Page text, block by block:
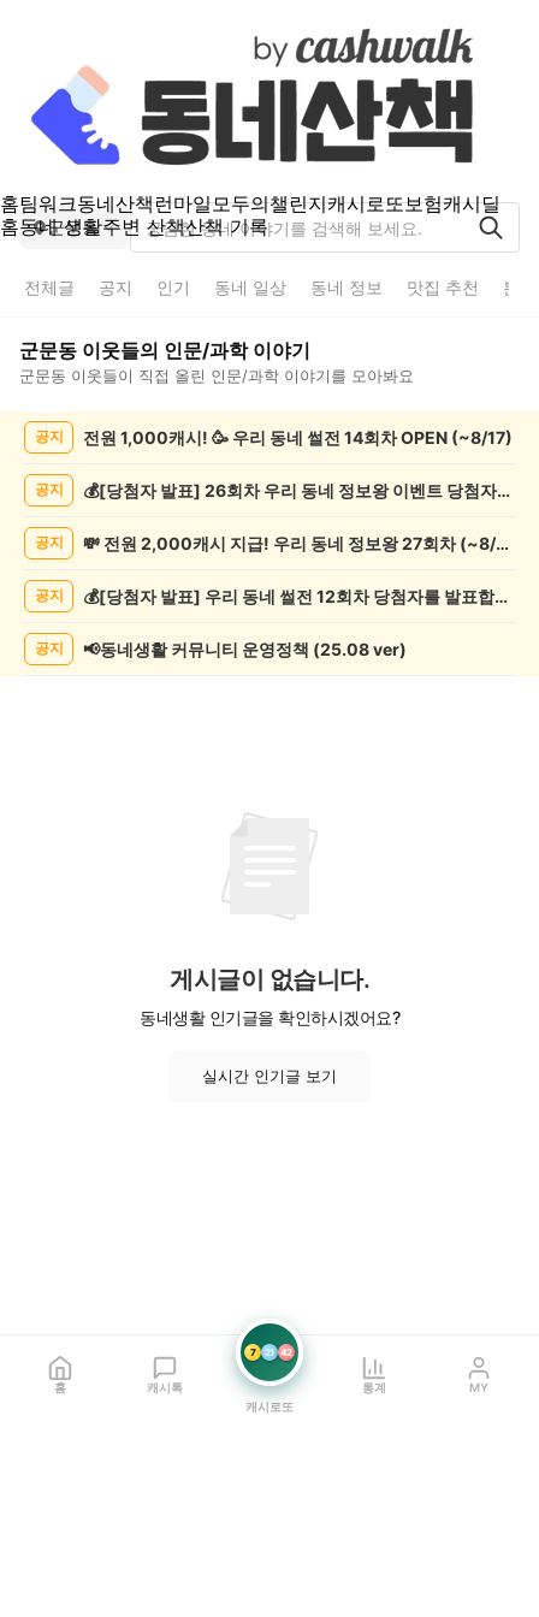
홈팀워크동네산책런마일모두의챌린지캐시로또보험캐시딜
홈동네 생활주변 산책산책 기록
군문동
전체글 공지 인기 동네 일상 동네 정보 맛집 추천 분
군문동 이웃들의 인문/과학이야기
군문동 이웃들이 직접 올린 인문/과학 이야기를 모아봐요
록
공지 전원 1,000캐시! 🥳 우리 동네 썰전 14회차 OPEN (~8/17)
공지 💰[당첨자 발표] 26회차 우리 동네 정보왕 이벤트 당첨자를 발표합니다!
공지 💸 전원 2,000캐시 지급! 우리 동네 정보왕 27회차 (~8/10)
공지 💰[당첨자 발표] 우리 동네 썰전 12회차 당첨자를 발표합니다!
공지 📢동네생활 커뮤니티 운영정책 (25.08 ver)
게시글이 없습니다.
동네생활 인기글을 확인하시겠어요?
실시간 인기글 보기
홈 캐시톡
7 21 42
캐시로또
통계 MY